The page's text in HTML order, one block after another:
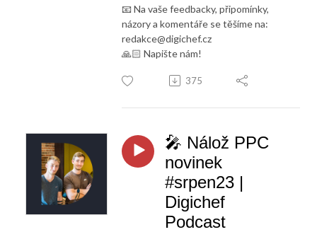
📧 Na vaše feedbacky, připomínky,
názory a komentáře se těšíme na:
redakce@digichef.cz
🙏🏻 Napište nám!
375
🎤 Nálož PPC
novinek
#srpen23 |
Digichef
Podcast